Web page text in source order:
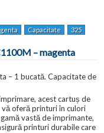
Capacitate 325
– magenta
– 1 bucată. Capacitate de
acest cartuș de
oferă printuri în culori
vastă de imprimante,
printuri durabile care